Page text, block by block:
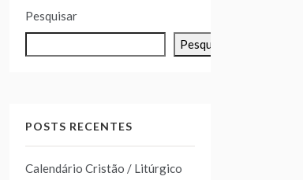
Pesquisar
Pesquisar
POSTS RECENTES
Calendário Cristão / Litúrgico